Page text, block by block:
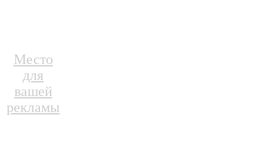
Место
для
вашей
рекламы